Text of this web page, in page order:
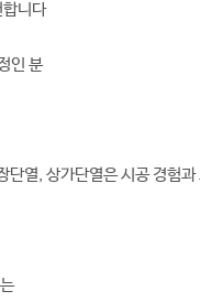
니다
인 분
단열, 상가단열은 시공 경험과